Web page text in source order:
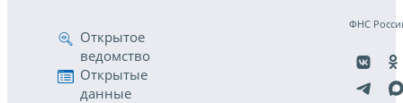
Открытое
ведомство
Открытые
данные
ФНС